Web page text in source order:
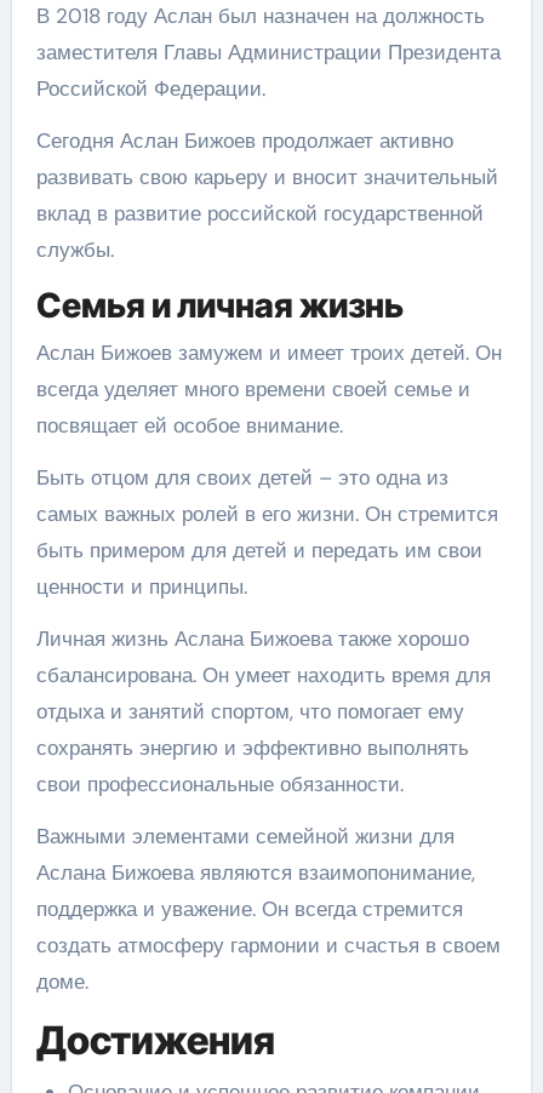
В 2018 году Аслан был назначен на должность
заместителя Главы Администрации Президента
Российской Федерации.
Сегодня Аслан Бижоев продолжает активно
развивать свою карьеру и вносит значительный
вклад в развитие российской государственной
службы.
Семья и личная жизнь
Аслан Бижоев замужем и имеет троих детей. Он
всегда уделяет много времени своей семье и
посвящает ей особое внимание.
Быть отцом для своих детей – это одна из
самых важных ролей в его жизни. Он стремится
быть примером для детей и передать им свои
ценности и принципы.
Личная жизнь Аслана Бижоева также хорошо
сбалансирована. Он умеет находить время для
отдыха и занятий спортом, что помогает ему
сохранять энергию и эффективно выполнять
свои профессиональные обязанности.
Важными элементами семейной жизни для
Аслана Бижоева являются взаимопонимание,
поддержка и уважение. Он всегда стремится
создать атмосферу гармонии и счастья в своем
доме.
Достижения